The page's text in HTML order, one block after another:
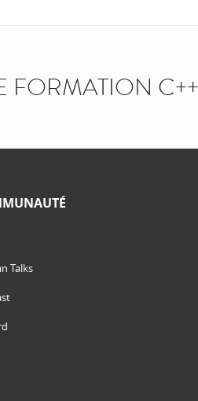
FORMATION C++
Talks